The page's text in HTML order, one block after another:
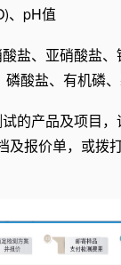
、pH值
盐、亚硝酸盐
磷酸盐、有机磷
的产品及项目
及报价单，或拨